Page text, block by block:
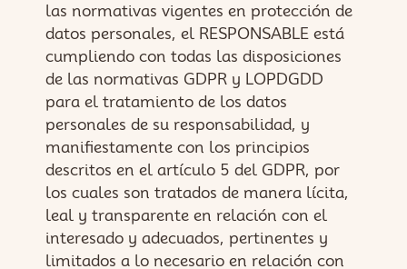
las normativas vigentes en protección de
datos personales, el RESPONSABLE está
cumpliendo con todas las disposiciones
de las normativas GDPR y LOPDGDD
para el tratamiento de los datos
personales de su responsabilidad, y
manifiestamente con los principios
descritos en el artículo 5 del GDPR, por
los cuales son tratados de manera lícita,
leal y transparente en relación con el
interesado y adecuados, pertinentes y
limitados a lo necesario en relación con